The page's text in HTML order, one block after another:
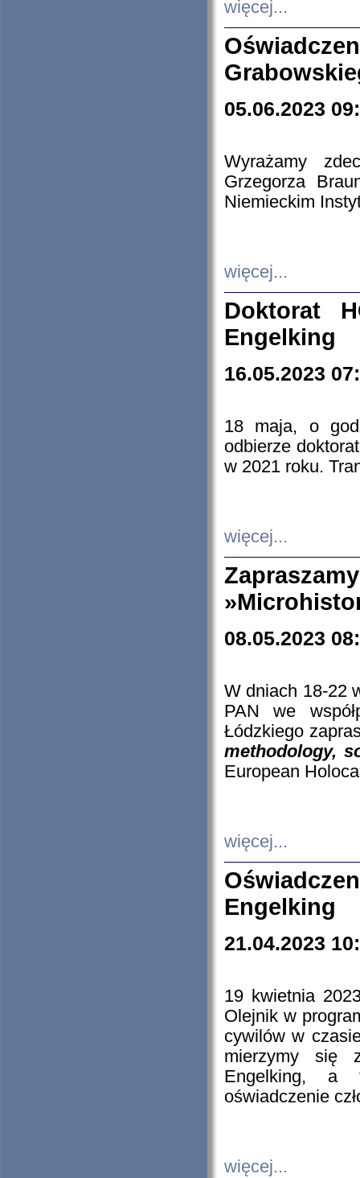
więcej...
05.06.2023
Wyrażamy
Grzegorza
Niemieckim
więcej...
Doktorat
Engelking
16.05.2023
18 maja, o
odbierze
w 2021 roku.
więcej...
08.05.2023
W dniach 18-22
PAN we
Łódzkiego
methodology,
European
więcej...
Engelking
21.04.2023
19 kwietnia
Olejnik w
cywilów w
mierzymy się
Engelking, a
oświadczenie
więcej...